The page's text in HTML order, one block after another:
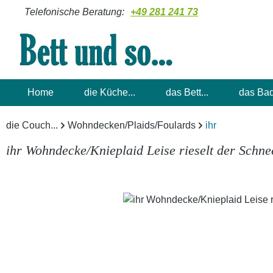
Hauptinhalt springen
Zur Suche springen
Zur Hauptnavigation springen
Telefonische Beratung: +49 281 241 73
Home die Küche... das Bett... das
die Couch... Wohndecken/Plaids/Foulards ihr
ihr Wohndecke/Knieplaid Leise rieselt der